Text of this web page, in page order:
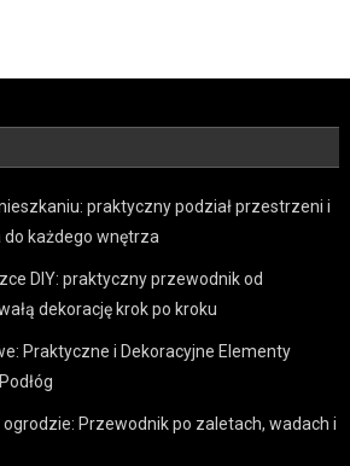
praktyczny podział przestrzeni i
każdego wnętrza
DIY: praktyczny przewodnik od
dekorację krok po kroku
Praktyczne i Dekoracyjne Elementy
Przewodnik po zaletach, wadach i